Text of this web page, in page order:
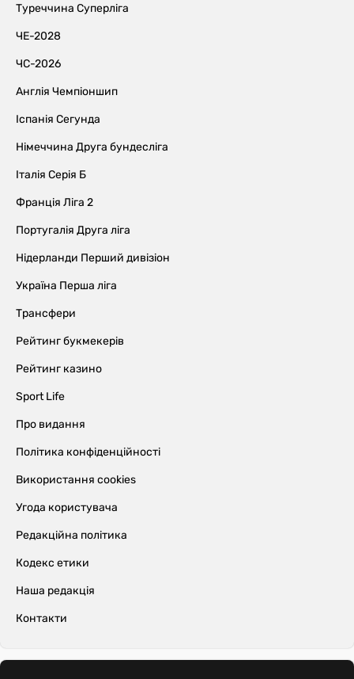
Туреччина Суперліга
ЧЕ-2028
ЧС-2026
Англія Чемпіоншип
Іспанія Сегунда
Німеччина Друга бундесліга
Італія Серія Б
Франція Ліга 2
Португалія Друга ліга
Нідерланди Перший дивізіон
Україна Перша ліга
Трансфери
Рейтинг букмекерів
Рейтинг казино
Sport Life
Про видання
Політика конфіденційності
Використання cookies
Угода користувача
Редакційна політика
Кодекс етики
Наша редакція
Контакти